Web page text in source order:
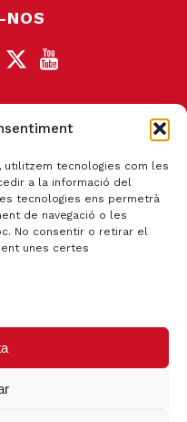
tecnologies com les
a la informació del
tecnologies ens permetrà
de navegació o les
No consentir o retirar el
unes certes
NOS